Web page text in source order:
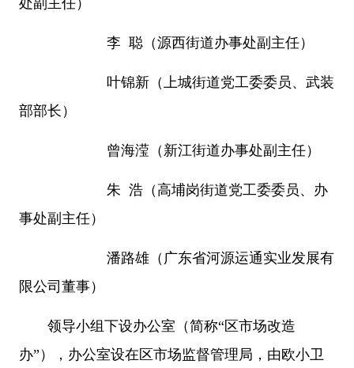
处副主任）
李 聪（源西街道办事处副主任）
叶锦新（上城街道党工委委员、武装
部部长）
曾海滢（新江街道办事处副主任）
朱 浩（高埔岗街道党工委委员、办
事处副主任）
潘路雄（广东省河源运通实业发展有
限公司董事）
领导小组下设办公室（简称“区市场改造
办”），办公室设在区市场监督管理局，由欧小卫